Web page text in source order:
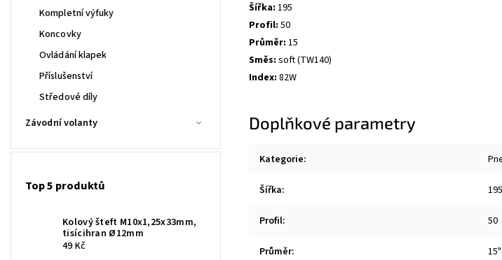
Kompletní výfuky
Koncovky
Ovládání klapek
Příslušenství
Středové díly
Závodní volanty
Top 5 produktů
Kolový šteft M10x1,25x33mm,
tisícihran Ø12mm
49 Kč
Šířka: 195
Profil: 50
Průměr: 15
Směs: soft (TW140)
Index: 82W
Doplňkové parametry
Kategorie:
Šířka: 195
Profil: 50
Průměr: 15"